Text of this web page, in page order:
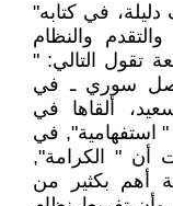
في كتابه"
والنظام
١٩٨٧م ،واقعة تقول التالي: "
سوري ـ في
ألقاها في
" استفهامية", في
أن " الكرامة",
أهم بكثير من